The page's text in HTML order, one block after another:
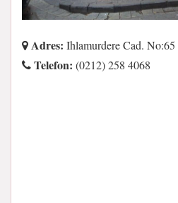
Adres: Ihlamurdere Cad.
Telefon: (0212) 258 4068